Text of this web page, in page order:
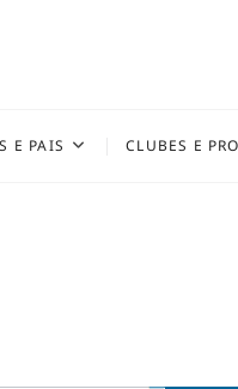
E PAIS CLUBES E